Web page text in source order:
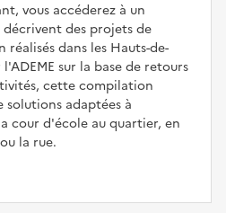
vous accéderez à un
des projets de
dans les Hauts-de-
sur la base de retours
cette compilation
solutions adaptées à
cour d'école au quartier, en
la rue.